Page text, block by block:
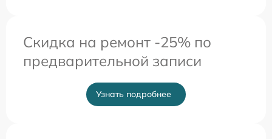
Скидка на ремонт -25% по
предварительной записи
Узнать подробнее